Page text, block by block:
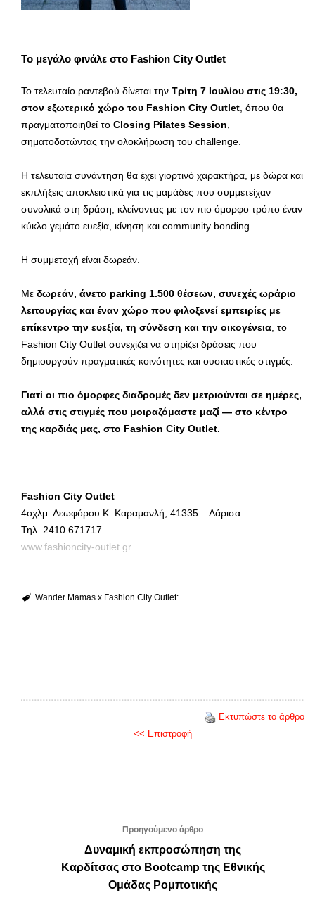
Το μεγάλο φινάλε στο Fashion City Outlet
Το τελευταίο ραντεβού δίνεται την Τρίτη 7 Ιουλίου στις 19:30,
στον εξωτερικό χώρο του Fashion City Outlet, όπου θα
πραγματοποιηθεί το Closing Pilates Session,
σηματοδοτώντας την ολοκλήρωση του challenge.
Η τελευταία συνάντηση θα έχει γιορτινό χαρακτήρα, με δώρα και
εκπλήξεις αποκλειστικά για τις μαμάδες που συμμετείχαν
συνολικά στη δράση, κλείνοντας με τον πιο όμορφο τρόπο έναν
κύκλο γεμάτο ευεξία, κίνηση και community bonding.
Η συμμετοχή είναι δωρεάν.
Με δωρεάν, άνετο parking 1.500 θέσεων, συνεχές ωράριο
λειτουργίας και έναν χώρο που φιλοξενεί εμπειρίες με
επίκεντρο την ευεξία, τη σύνδεση και την οικογένεια, το
Fashion City Outlet συνεχίζει να στηρίζει δράσεις που
δημιουργούν πραγματικές κοινότητες και ουσιαστικές στιγμές.
Γιατί οι πιο όμορφες διαδρομές δεν μετριούνται σε ημέρες,
αλλά στις στιγμές που μοιραζόμαστε μαζί — στο κέντρο
της καρδιάς μας, στο Fashion City Outlet.
Fashion City Outlet
4οχλμ. Λεωφόρου Κ. Καραμανλή, 41335 – Λάρισα
Τηλ. 2410 671717
www.fashioncity-outlet.gr
Wander Mamas x Fashion City Outlet:
Εκτυπώστε το άρθρο
<< Επιστροφή
Προηγούμενο άρθρο
Δυναμική εκπροσώπηση της
Καρδίτσας στο Bootcamp της Εθνικής
Ομάδας Ρομποτικής